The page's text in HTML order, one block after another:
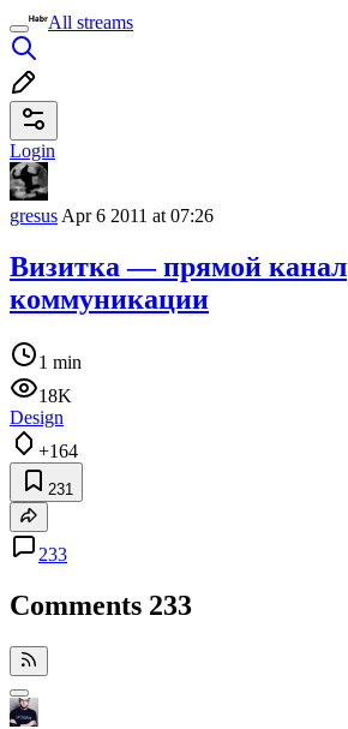
All streams
Login
gresus Apr 6 2011 at 07:26
Визитка — прямой канал
коммуникации
1 min
18K
Design
+164
231
233
Comments 233